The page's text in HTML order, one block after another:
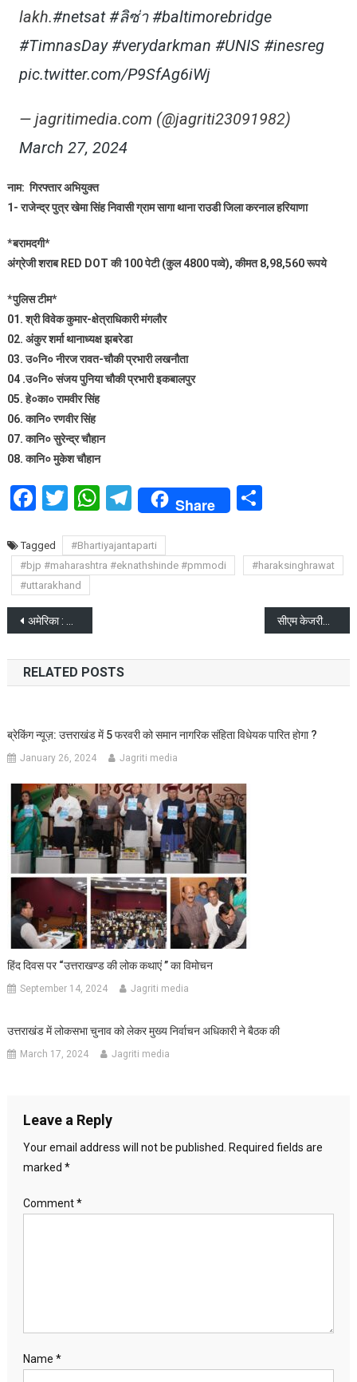
lakh.#netsat #ลิซ่า #baltimorebridge
#TimnasDay #verydarkman #UNIS #inesreg
pic.twitter.com/P9SfAg6iWj
— jagritimedia.com (@jagriti23091982)
March 27, 2024
नाम: गिरफ्तार अभियुक्त
1- राजेन्द्र पुत्र खेमा सिंह निवासी ग्राम सागा थाना राउडी जिला करनाल हरियाणा
*बरामदगी*
अंग्रेजी शराब RED DOT की 100 पेटी (कुल 4800 पव्वे), कीमत 8,98,560 रूपये
*पुलिस टीम*
01. श्री विवेक कुमार-क्षेत्राधिकारी मंगलौर
02. अंकुर शर्मा थानाध्यक्ष झबरेडा
03. उ०नि० नीरज रावत-चौकी प्रभारी लखनौता
04 .उ०नि० संजय पुनिया चौकी प्रभारी इकबालपुर
05. हे०का० रामवीर सिंह
06. कानि० रणवीर सिंह
07. कानि० सुरेन्द्र चौहान
08. कानि० मुकेश चौहान
Facebook
Twitter
WhatsApp
Telegram
Share Share
Tagged
#Bhartiyajantaparti
#bjp #maharashtra #eknathshinde #pmmodi
#haraksinghrawat
#uttarakhand
Post
navigation
अमेरिका : बाल्टीमोर हार्बर में कंटेनर जहाज हादसा, 6 कर्मचारी लापता सीएम केजरीवाल पर जर्मनी के बाद यूएस की आई प्रतिक्रिया
RELATED POSTS
ब्रेकिंग न्यूज़: उत्तराखंड में 5 फरवरी को समान नागरिक संहिता विधेयक पारित होगा ?
January 26, 2024 Jagriti media
हिंद दिवस पर “उत्तराखण्ड की लोक कथाएं ’’ का विमोचन
September 14, 2024 Jagriti media
उत्तराखंड में लोकसभा चुनाव को लेकर मुख्य निर्वाचन अधिकारी ने बैठक की
March 17, 2024 Jagriti media
Leave a Reply
Your email address will not be published.
Required fields are
marked *
Comment*
Name *